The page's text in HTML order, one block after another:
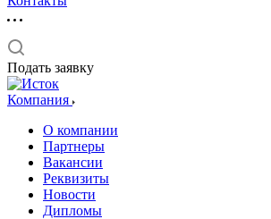
Подать заявку
Компания
О компании
Партнеры
Вакансии
Реквизиты
Новости
Дипломы